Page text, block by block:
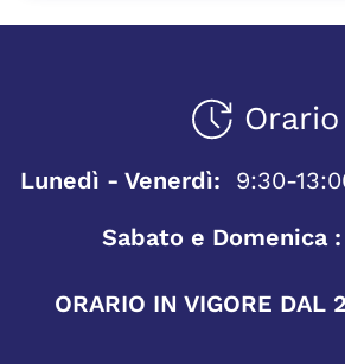
Orario
Lunedì - Venerdì:
9:30-
Sabato e Domenica :
ORARIO IN VIGORE